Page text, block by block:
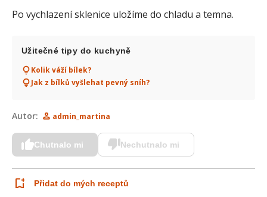
Po vychlazení sklenice uložíme do chladu a temna.
Užitečné tipy do kuchyně
Kolik váží bílek?
Jak z bílků vyšlehat pevný sníh?
Autor: admin_martina
Chutnalo mi Nechutnalo mi
Přidat do mých receptů